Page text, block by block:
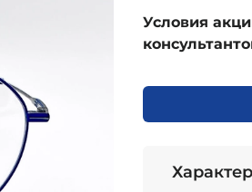
Условия